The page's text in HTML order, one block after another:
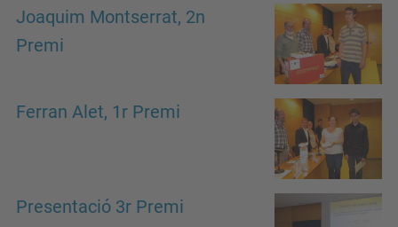
Joaquim Montserrat, 2n
Premi
Ferran Alet, 1r Premi
Presentació 3r Premi